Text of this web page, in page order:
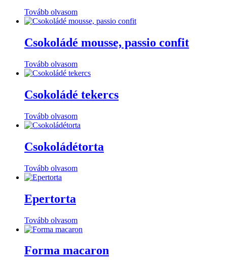
Tovább olvasom
Csokoládé mousse, passio confit
Tovább olvasom
Csokoládé tekercs
Tovább olvasom
Csokoládétorta
Tovább olvasom
Epertorta
Tovább olvasom
Forma macaron